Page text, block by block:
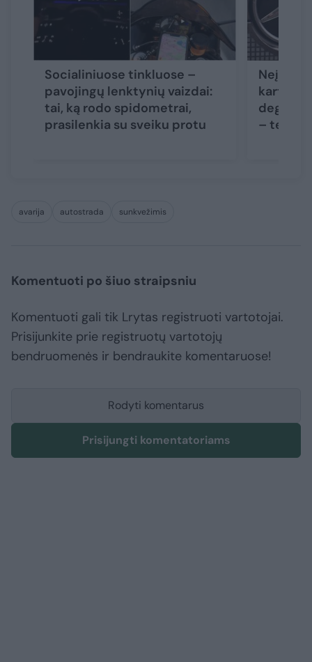
Socialiniuose tinkluose –
pavojingų lenktynių vaizdai:
tai, ką rodo spidometrai,
prasilenkia su sveiku protu
karto du
–
avarija autostrada sunkvežimis
Komentuoti po šiuo straipsniu
Komentuoti gali tik Lrytas registruoti vartotojai.
Prisijunkite prie registruotų vartotojų
bendruomenės ir bendraukite komentaruose!
Rodyti komentarus
Prisijungti komentatoriams